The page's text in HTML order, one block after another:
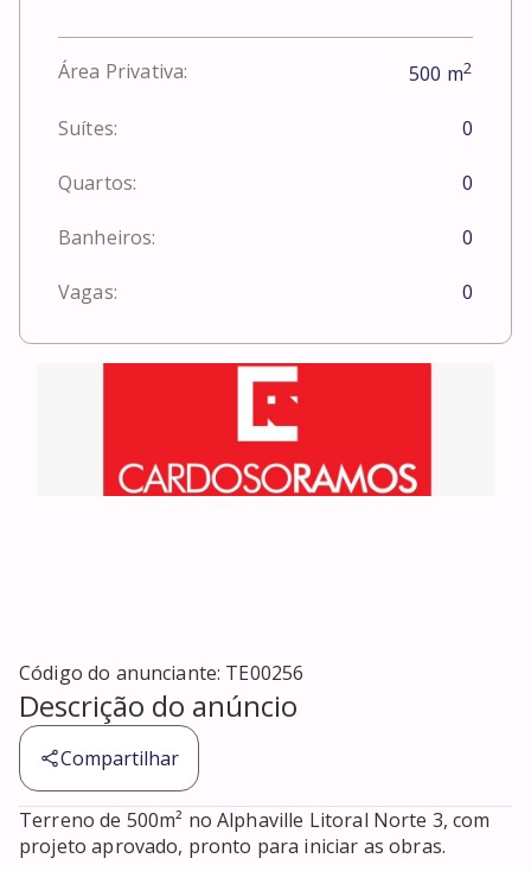
Área Privativa: 500 m2
Suítes: 0
Quartos: 0
Banheiros: 0
Vagas: 0
Código do anunciante: TE00256
Descrição do anúncio
Compartilhar
Terreno de 500m² no Alphaville Litoral Norte 3, com
projeto aprovado, pronto para iniciar as obras.